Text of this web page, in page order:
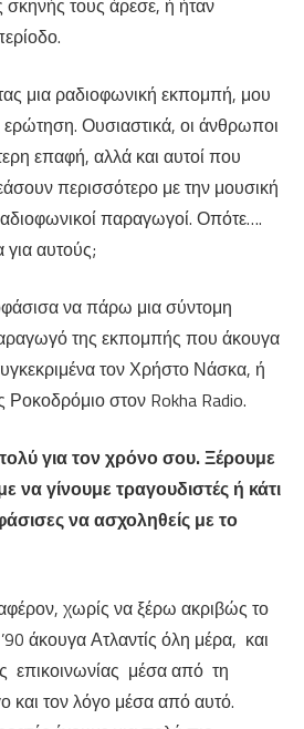
τραγούδια
μας.
Συνέντευξη
τον
Mr.
Floyd
τους άρεσε, ή ήταν
μια ραδιοφωνική εκπομπή, μου
Ουσιαστικά, οι άνθρωποι
επαφή, αλλά και αυτοί που
περισσότερο με την μουσική
παραγωγοί. Οπότε….
για αυτούς;
να πάρω μια σύντομη
της εκπομπής που άκουγα
τον Χρήστο Νάσκα, ή
στον Rokha Radio.
για τον χρόνο σου. Ξέρουμε
να γίνουμε τραγουδιστές ή κάτι
να ασχοληθείς με το
χωρίς να ξέρω ακριβώς το
άκουγα Ατλαντίς όλη μέρα, και
επικοινωνίας μέσα από τη
και τον λόγο μέσα από αυτό.